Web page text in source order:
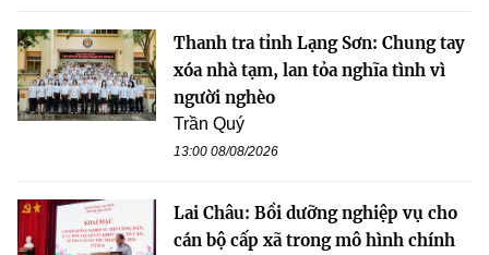
Thanh tra tỉnh Lạng Sơn: Chung tay
xóa nhà tạm, lan tỏa nghĩa tình vì
người nghèo
Trần Quý
13:00 08/08/2026
Lai Châu: Bồi dưỡng nghiệp vụ cho
cán bộ cấp xã trong mô hình chính